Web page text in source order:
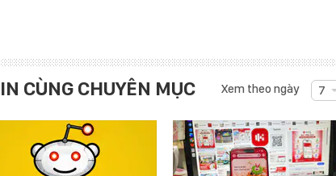
CÙNG CHUYÊN MỤC Xem theo ngày 7